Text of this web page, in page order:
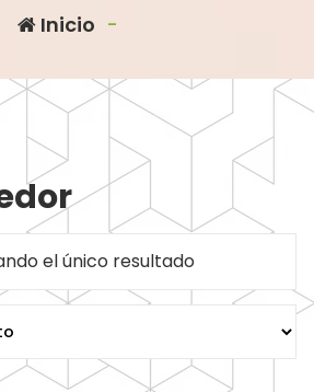
Inicio -
el único resultado